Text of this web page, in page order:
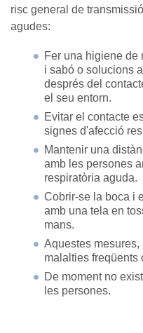
risc general de
agudes:
Fer una higiene de
i sabó o solucions
després del
el seu entorn.
Evitar el contacte
signes d'afecció
Mantenir una
amb les persones
respiratòria aguda.
Cobrir-se la boca i
amb una tela en
mans.
Aquestes
malalties freqüents
De moment no
les persones.